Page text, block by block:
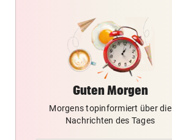
NACH ÜBERFALL IN WIEN
Cobra stürmt Dorotheum,
verschwunden
TROTZ FIFA-RÜCKZIEHER
Knallhart! UEFA droht schon
wieder mit WM-Boykott
Guten Morgen
Morgens topinformiert über die
Nachrichten des Tages